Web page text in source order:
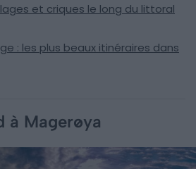
et criques le long du littoral
: les plus beaux itinéraires dans
à Magerøya